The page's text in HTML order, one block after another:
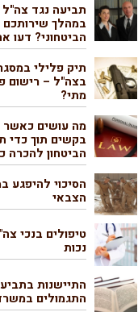
תביעה נגד
במהלך שירותכם
הביטחוני? דעו
תיק פלילי
בצה"ל – רישום
מתי?
מה עושים כאשר
בקשים תוך כדי
הביטחון להכרה
הסיכוי להיפגע
הצבאי
טיפולים בנכי
נכות
התיישנות
התגמולים